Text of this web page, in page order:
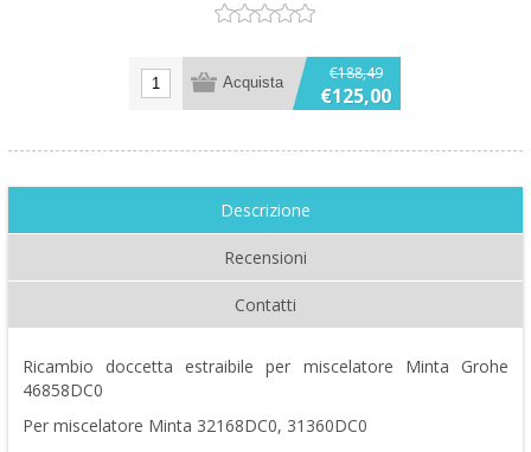
€188,49
€125,00
Descrizione
Recensioni
Contatti
Ricambio doccetta estraibile per miscelatore Minta Grohe
46858DC0
Per miscelatore Minta 32168DC0, 31360DC0